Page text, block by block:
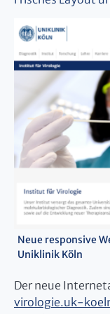
Neue responsive
Uniklinik Köln
Der neue
virologie.uk-